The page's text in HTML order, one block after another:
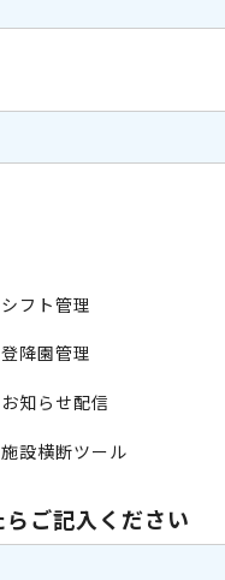
シフト管理
登降園管理
お知らせ配信
施設横断ツール
ご記入ください